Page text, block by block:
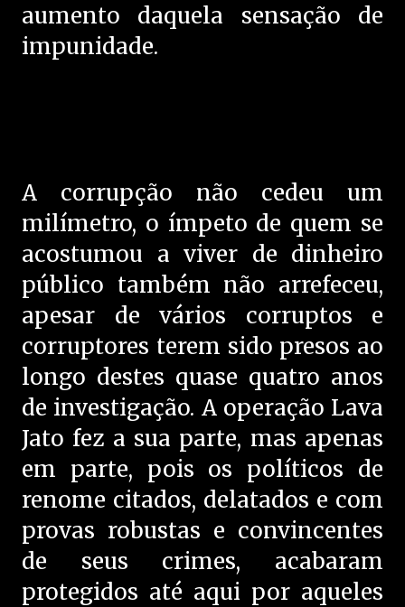
aumento daquela sensação de
impunidade.
A corrupção não cedeu um
milímetro, o ímpeto de quem se
acostumou a viver de dinheiro
público também não arrefeceu,
apesar de vários corruptos e
corruptores terem sido presos ao
longo destes quase quatro anos
de investigação. A operação Lava
Jato fez a sua parte, mas apenas
em parte, pois os políticos de
renome citados, delatados e com
provas robustas e convincentes
de seus crimes, acabaram
protegidos até aqui por aqueles